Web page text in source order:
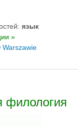
язык
»
Warszawie
филология